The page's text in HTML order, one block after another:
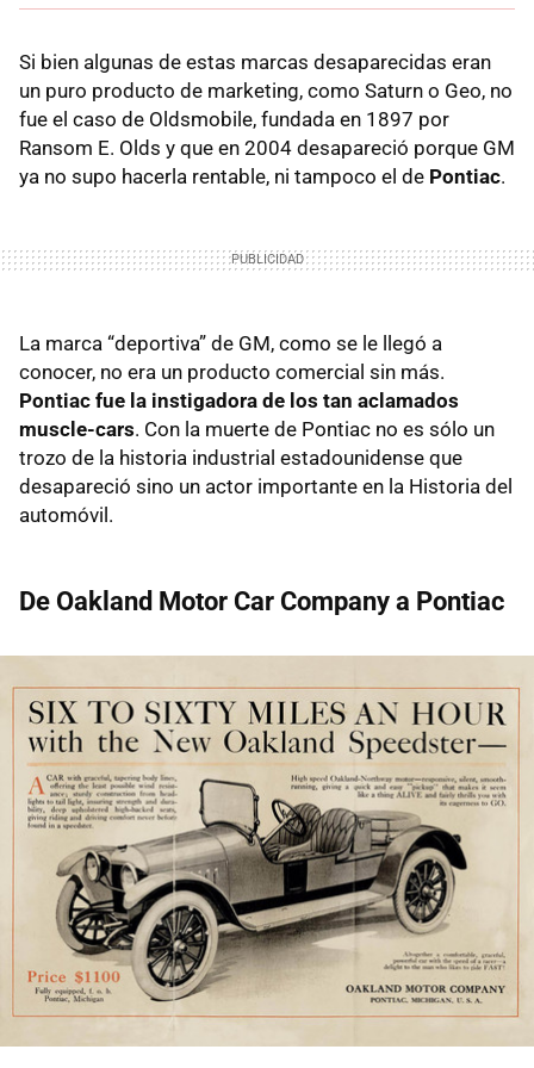
Si bien algunas de estas marcas desaparecidas eran
un puro producto de marketing, como Saturn o Geo, no
fue el caso de Oldsmobile, fundada en 1897 por
Ransom E. Olds y que en 2004 desapareció porque GM
ya no supo hacerla rentable, ni tampoco el de Pontiac.
La marca “deportiva” de GM, como se le llegó a
conocer, no era un producto comercial sin más.
Pontiac fue la instigadora de los tan aclamados
muscle-cars. Con la muerte de Pontiac no es sólo un
trozo de la historia industrial estadounidense que
desapareció sino un actor importante en la Historia del
automóvil.
De Oakland Motor Car Company a Pontiac